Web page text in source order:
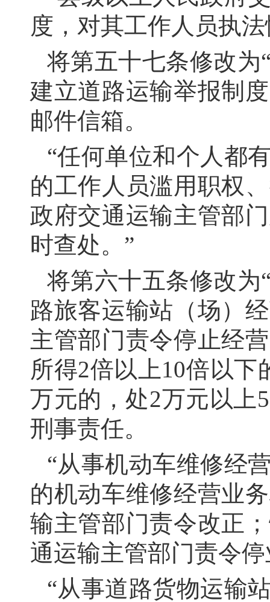
度，对其工作人员执
将第五十七条修改为
建立道路运输举报制
邮件信箱。
“任何单位和个人都
的工作人员滥用职权
政府交通运输主管部
时查处。”
将第六十五条修改为
路旅客运输站（场）
主管部门责令停止经
所得2倍以上10倍以
万元的，处2万元以上
刑事责任。
“从事机动车维修经
的机动车维修经营业
输主管部门责令改正
通运输主管部门责令
“从事道路货物运输